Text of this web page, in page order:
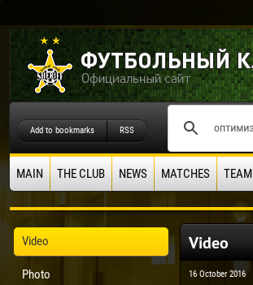
Add to bookmarks RSS
MAIN THE CLUB NEWS MATCHES TEAM
Video
Photo
Video
16 October 2016